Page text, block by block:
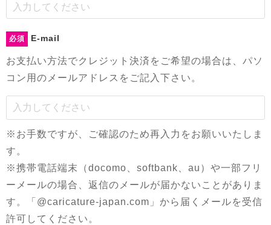
必須 E-mail
お支払い方法でクレジット決済をご希望の場合は、パソ
コン用のメールアドレスをご記入下さい。
※お手数ですが、ご確認のため再入力をお願いいたしま
す。
※携帯電話端末（docomo、softbank、au）や一部フリ
ーメールの場合、返信のメールが届かないことがありま
す。「@caricature-japan.com」から届くメールを受信
許可してください。